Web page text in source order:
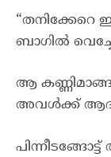
“തനിക്കേറെ
ബാഗിൽ
ആ
അവൾക്ക്